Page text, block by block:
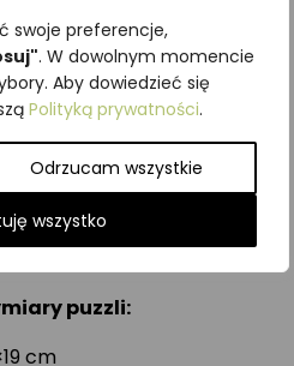
swoje preferencje,
. W dowolnym momencie
Aby dowiedzieć się
Polityką prywatności.
Odrzucam wszystkie
wszystko
ofercie znajdziesz
inne tematyczne zestawy
oraz możliwość
własnego wzoru.
to zrobić, skontaktuj się z
przez formularz
puzzli:
cm